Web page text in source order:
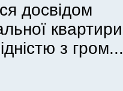
досвідом
квартири
з гром...